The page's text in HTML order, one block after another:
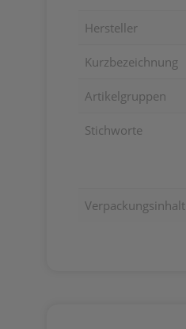
Hersteller
Kurzbezeichnung
Artikelgruppen
Stichworte
Verpackungsinhalt